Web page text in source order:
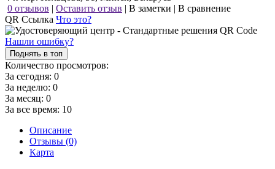
0 отзывов | Оставить отзыв | В заметки | В сравнение
QR Ссылка Что это?
Нашли ошибку?
Поднять в топ
Количество просмотров:
За сегодня: 0
За неделю: 0
За месяц: 0
За все время: 10
Описание
Отзывы (0)
Карта